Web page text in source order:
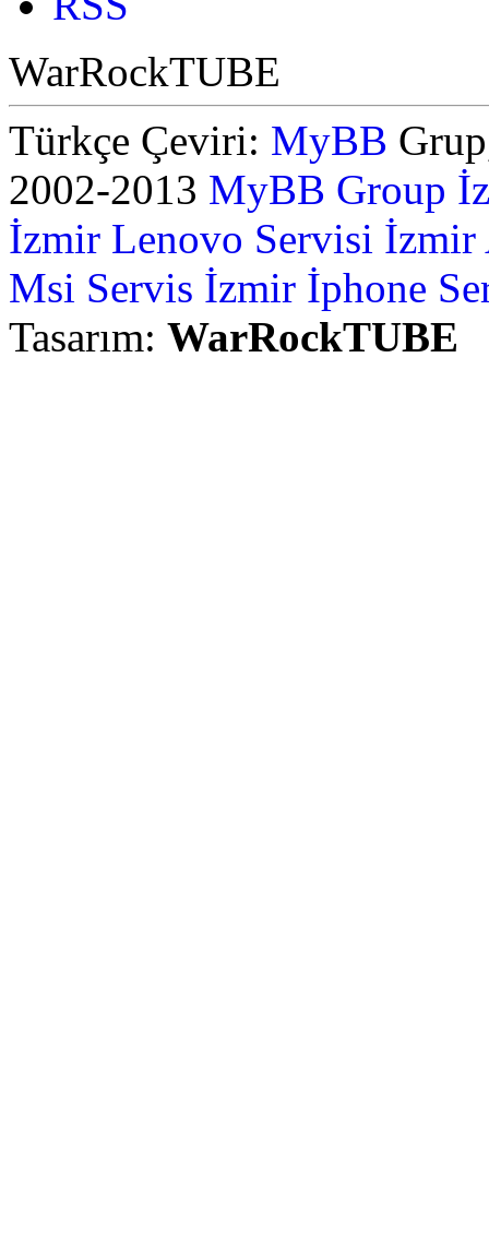
WarRockTUBE
Türkçe Çeviri: MyBB
2002-2013 MyBB Group
İzmir Lenovo Servisi İzmir
Msi Servis İzmir İphone
Tasarım: WarRockTUBE